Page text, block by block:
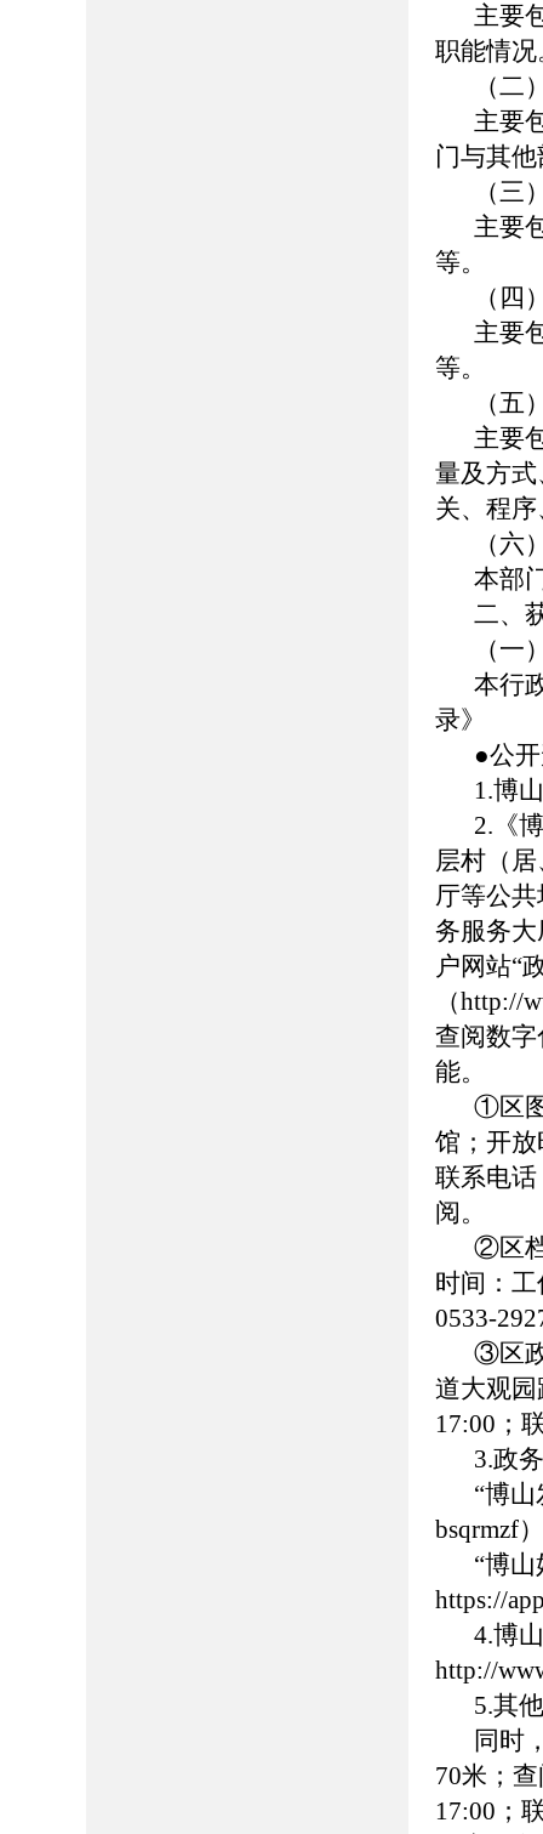
主要
职能情况
（二
主要
门与其
（三
主要
等。
（四
主要
等。
（五
主要
量及方
关、程
（六
本部
二、
（一
本行
录》
●公
1.博
2.《
层村（
厅等公
务服务
户网站“
（http://
查阅数
能。
①区
馆；开
联系电话
阅。
②区
时间：
0533-
③区
道大观
17:00；
3.政
“博
bsqrmzf
“博
https://
4.博
http://
5.其
同时
70米；
17:00；